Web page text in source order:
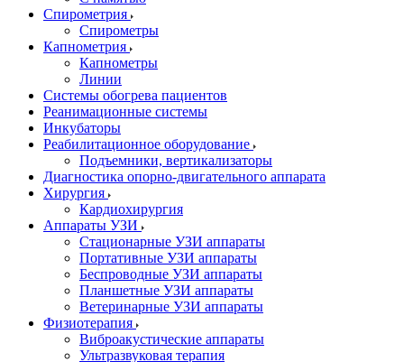
Спирометрия
Спирометры
Капнометрия
Капнометры
Линии
Системы обогрева пациентов
Реанимационные системы
Инкубаторы
Реабилитационное оборудование
Подъемники, вертикализаторы
Диагностика опорно-двигательного аппарата
Хирургия
Кардиохирургия
Аппараты УЗИ
Стационарные УЗИ аппараты
Портативные УЗИ аппараты
Беспроводные УЗИ аппараты
Планшетные УЗИ аппараты
Ветеринарные УЗИ аппараты
Физиотерапия
Виброакустические аппараты
Ультразвуковая терапия